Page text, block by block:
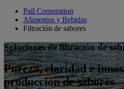
Pall Corporation
Alimentos y Bebidas
Filtración de sabores
Soluciones de filtración de
Pureza, claridad e
producción de sabores